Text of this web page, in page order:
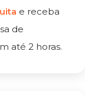
e receba
de
até 2 horas.